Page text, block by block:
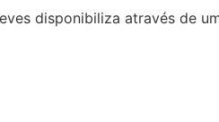
disponibiliza através de